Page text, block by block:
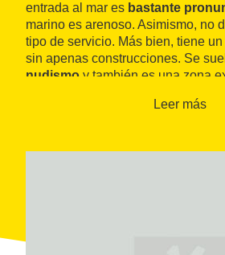
entrada al mar es bastante
marino es arenoso. Asimismo, no
tipo de servicio. Más bien, tiene
sin apenas construcciones. Se
nudismo y también es una zona
adentran en el mar unidos por
Leer más